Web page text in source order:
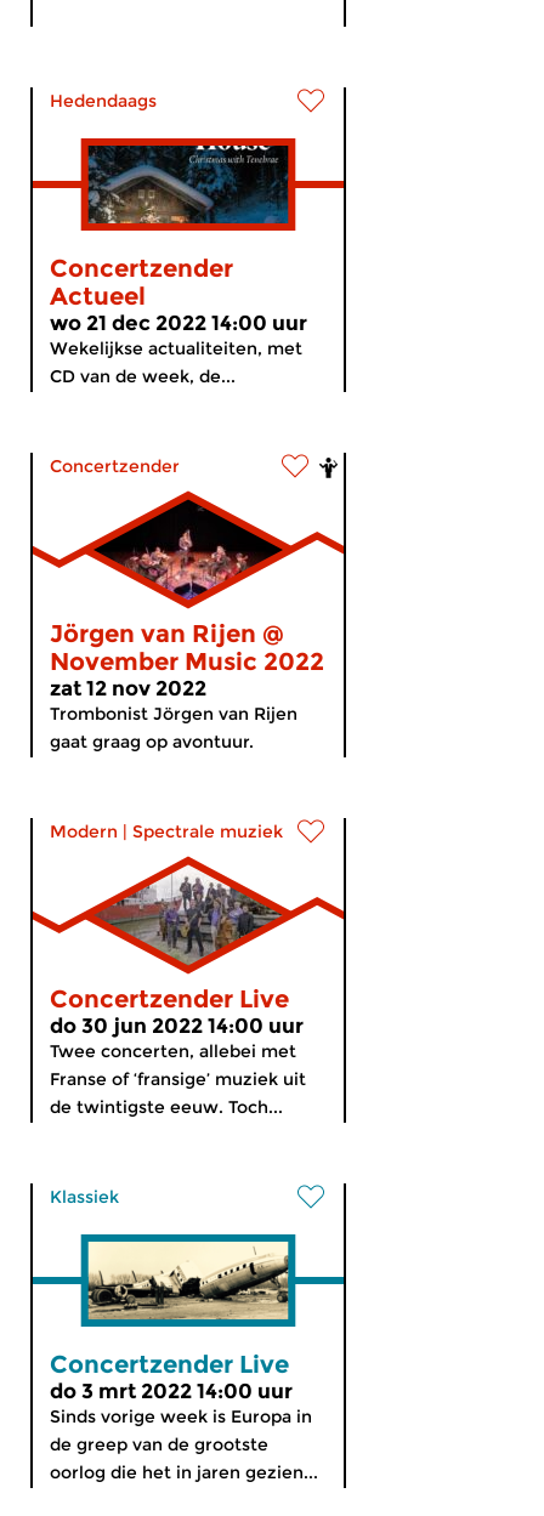
Hedendaags
Concertzender
Actueel
wo 21 dec 2022 14:00 uur
Wekelijkse actualiteiten, met
CD van de week, de...
Concertzender
Jörgen van Rijen @
November Music 2022
zat 12 nov 2022
Trombonist Jörgen van Rijen
gaat graag op avontuur.
Modern | Spectrale muziek
Concertzender Live
do 30 jun 2022 14:00 uur
Twee concerten, allebei met
Franse of ‘fransige’ muziek uit
de twintigste eeuw. Toch...
Klassiek
Concertzender Live
do 3 mrt 2022 14:00 uur
Sinds vorige week is Europa in
de greep van de grootste
oorlog die het in jaren gezien...